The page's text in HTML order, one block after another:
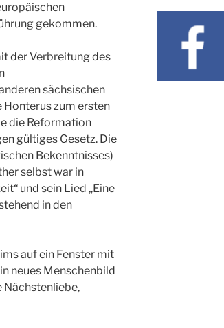
gekommen.
der Verbreitung des
sächsischen
Honterus zum ersten
die Reformation
gültiges Gesetz. Die
Bekenntnisses)
selbst war in
und sein Lied „Eine
in den
auf ein Fenster mit
neues Menschenbild
Nächstenliebe,
10-12